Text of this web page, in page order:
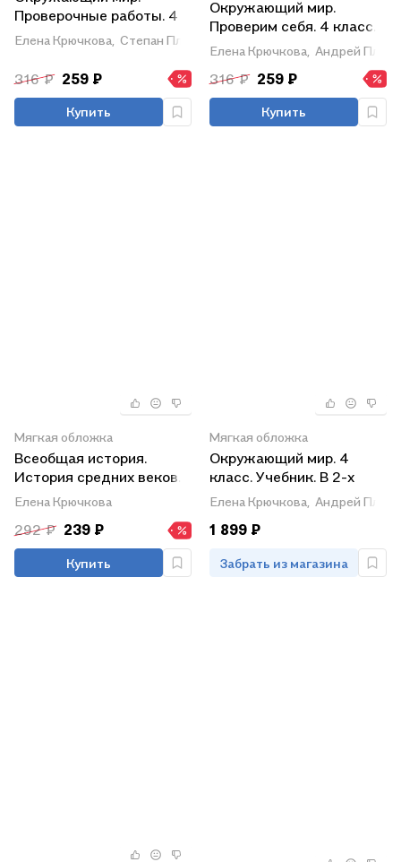
Проверочные работы. 4
класс: учебное пособие
общеобразовательных
организаций
Елена Крючкова, Степан Плешаков,
316 ₽ 259 ₽
Купить
Окружающий мир.
Проверим себя. 4 класс.
Тетрадь для тренировки
и самопроверки. В 2-х
частях. Часть 2. ФГОС
Елена Крючкова, Андрей
316 ₽ 259 ₽
Купить
Мягкая обложка
Всеобщая история.
История средних веков.
6 класс. Рабочая
тетрадь
Елена Крючкова
292 ₽ 239 ₽
Купить
Мягкая обложка
Окружающий мир. 4
класс. Учебник. В 2-х
частях. Часть 2
Елена Крючкова, Андрей
1 899 ₽
Забрать из магазина